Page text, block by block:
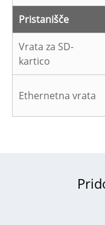
Pristanišče
Vrata za SD-
kartico
Ethernetna vrata